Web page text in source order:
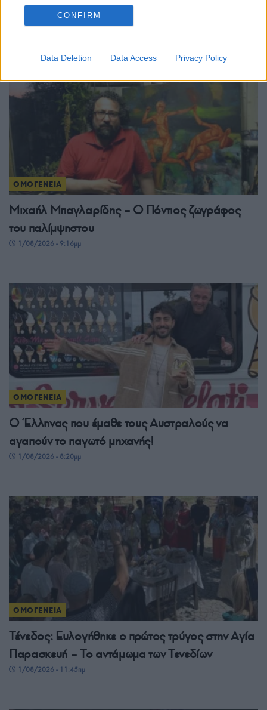
CONFIRM
Data Deletion Data Access Privacy Policy
ελληνικής διασποράς στη Μελβούρνη
ΟΜΟΓΕΝΕΙΑ
Μιχαήλ Μπαγλαρίδης – Ο Πόντιος ζωγράφος
του παλίμψηστου
1/08/2026 - 9:16μμ
ΟΜΟΓΕΝΕΙΑ
Ο Έλληνας που έμαθε τους Αυστραλούς να
αγαπούν το παγωτό μηχανής!
1/08/2026 - 8:20μμ
ΟΜΟΓΕΝΕΙΑ
Τένεδος: Ευλογήθηκε ο πρώτος τρύγος στην Αγία
Παρασκευή – Το αντάμωμα των Τενεδίων
1/08/2026 - 11:45πμ